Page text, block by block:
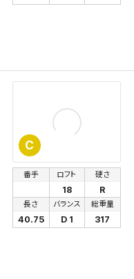
C
番手 ロフト
18
硬さ
R
長さ
40.75
バランス
D 1
総重量
317